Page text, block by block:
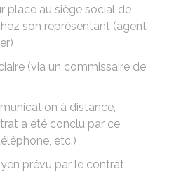
place au siège social de
son représentant (agent
(via un commissaire de
à distance,
a été conclu par ce
etc.)
prévu par le contrat